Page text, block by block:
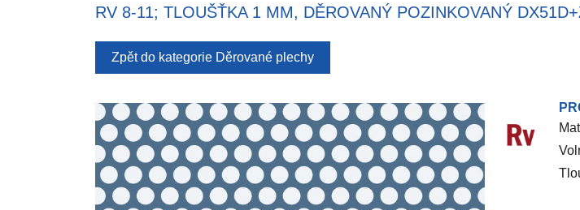
RV 8-11; TLOUŠŤKA 1 MM, DĚROVANÝ POZINKOVANÝ
Zpět do kategorie Děrované plechy